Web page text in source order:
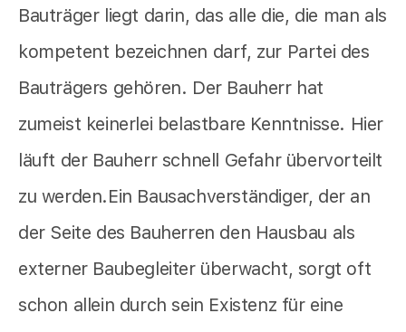
Bauträger liegt darin, das alle die, die man als
kompetent bezeichnen darf, zur Partei des
Bauträgers gehören. Der Bauherr hat
zumeist keinerlei belastbare Kenntnisse. Hier
läuft der Bauherr schnell Gefahr übervorteilt
zu werden.Ein Bausachverständiger, der an
der Seite des Bauherren den Hausbau als
externer Baubegleiter überwacht, sorgt oft
schon allein durch sein Existenz für eine